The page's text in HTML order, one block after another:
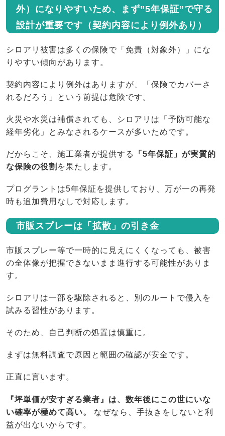
外）になりやすいため、まず”5年保証”で守る
設計が重要です（契約内容により例外あり）
シロアリ被害は多くの保険で「免責（対象外）」にな
りやすい傾向があります。
契約内容により例外はありますが、「保険でカバーさ
れるだろう」という前提は危険です。
火災や水災は補償されても、シロアリは「予防可能な
経年劣化」とみなされるケースが多いためです。
だからこそ、施工業者が提供する
「5年保証」が実質的
な保険の役割 を果たします。
プログラントは5年保証を提供しており、万が一の再発
時も追加費用なしで対応します。
市販スプレーは「拡散」の引き金
市販スプレー等で一時的に見えにくくなっても、被害
の全体像が把握できないまま進行する可能性がありま
す。
シロアリは一部を駆除されると、別のルートで侵入を
試みる習性があります。
そのため、自己判断の処置は慎重に。
まずは無料調査で原因と範囲の確認が安全です。
正直に言います。
『坪単価が安すぎる業者』は、数年後にこの世にいな
い確率が極めて高い。
なぜなら、手抜きをしないと利
益が出ないからです。